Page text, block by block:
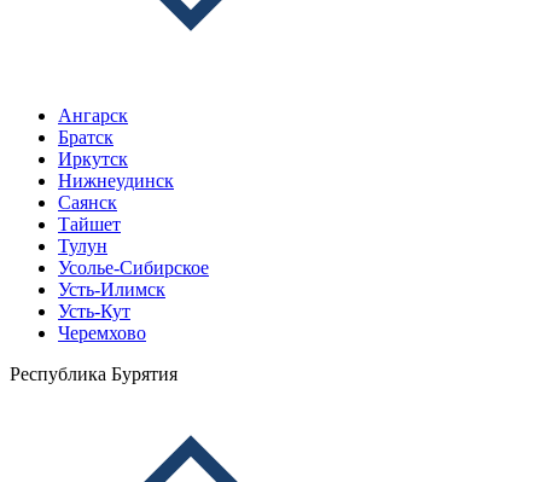
Ангарск
Братск
Иркутск
Нижнеудинск
Саянск
Тайшет
Тулун
Усолье-Сибирское
Усть-Илимск
Усть-Кут
Черемхово
Республика Бурятия